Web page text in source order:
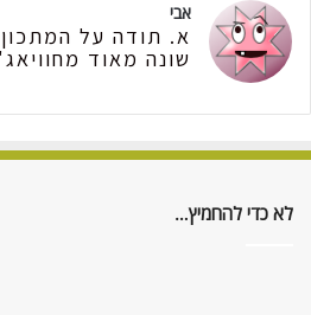
אבי
א. תודה על
שונה מאוד
לא כדי להחמיץ…